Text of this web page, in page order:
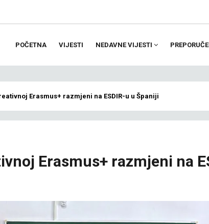
POČETNA VIJESTI NEDAVNE VIJESTI
Erasmus+ razmjeni na ESDIR-u u Španiji
Erasmus+ razmjeni na